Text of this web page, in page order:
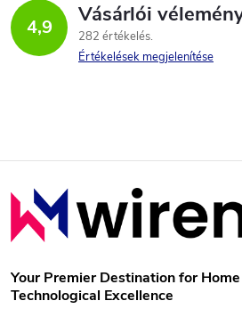
4,9 Vásárlói
282 értékelés
Értékelések megjelenítése
L
á
bYour Premier Destination for
Technological Excellence